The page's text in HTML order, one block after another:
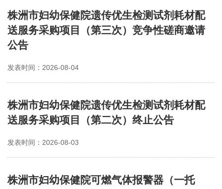
株洲市妇幼保健院遗传优生检测试剂耗材配
送服务采购项目（第三次）竞争性磋商邀请
公告
发表时间：2026-08-04
株洲市妇幼保健院遗传优生检测试剂耗材配
送服务采购项目（第二次）终止公告
发表时间：2026-08-03
株洲市妇幼保健院可燃气体报警器（一托